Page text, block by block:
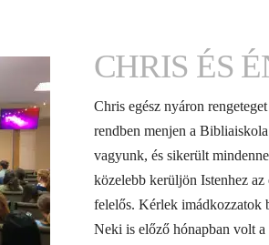
CHRIS ÉS
Chris egész nyáron
rendben menjen a
vagyunk, és sikerült
közelebb kerüljön Istenhez
felelős. Kérlek imádkozzatok
Neki is előző hónapban volt